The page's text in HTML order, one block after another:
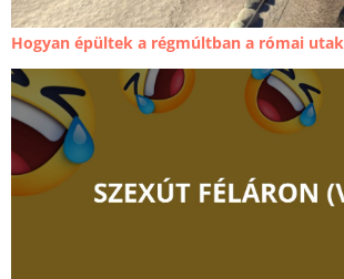
Hogyan épültek a régmúltban a római